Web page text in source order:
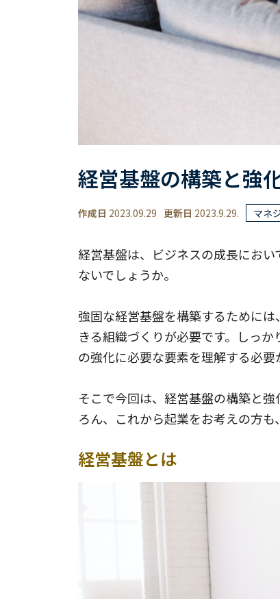
経営基盤の構築と強
作成日 2023.09.29 更新日 2023.9.29. マネ
経営基盤は、ビジネスの成長にお
ないでしょうか。
強固な経営基盤を構築するために
きる組織づくりが必要です。しっ
の強化に必要な要素を理解する必要
そこで今回は、経営基盤の構築と
ろん、これから起業をお考えの方も
経営基盤とは